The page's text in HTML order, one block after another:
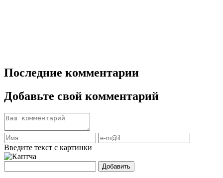
Последние комментарии
Добавьте свой комментарий
Введите текст с картинки
Добавить